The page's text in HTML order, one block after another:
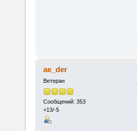
ae_der
Ветеран
Сообщений: 353
+13/-5